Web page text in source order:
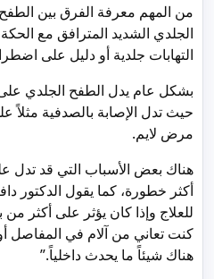
من المهم معرفة الفرق بين
الجلدي الشديد المترافق مع
التهابات جلدية أو دليل على
بشكل عام يدل الطفح الجلدي
حيث تدل الإصابة بالصدفية مثلاً
مرض لايم.
هناك بعض الأسباب التي قد تدل
أكثر خطورة، كما يقول الدكتور
للعلاج وإذا كان يؤثر على أكثر
كنت تعاني من آلام في المفاصل
هناك شيئاً ما يحدث داخلياً.”